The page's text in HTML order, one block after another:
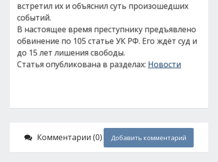
встретил их и объяснил суть произошедших
событий.
В настоящее время преступнику предъявлено
обвинение по 105 статье УК РФ. Его ждёт суд и
до 15 лет лишения свободы.
Статья опубликована в разделах: Новости
Комментарии (0) Добавить комментарий